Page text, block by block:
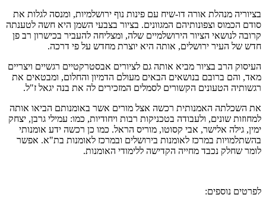
בציוריה מנהלת אורה דו-שיח עם פינות נוף ירושלמיות, ומנסה לגלות את
סודם הכמוס וצפונותיהם המגוונים. בציור בצבעי השמן היא חשה לטענתה
קרובה לנושאי הציור הירושלמיים שלה, ומצליחה להעביר בכישרון רב פן
חדש של העיר ירושלים, אותה היא יוצרת מחדש על פי דרכה.
העיסוק הרב בציור מביא אותה גם לציורים אבסטרקטיים רגשיים ויצריים
מאד, והם ברובם בנושאים הבאים מעולם הדמיון והחלום, ומבטאים את
רגשותיה הטעונים הקשורים לסמלים המזכירים לה את בנה יגאל ז"ל.
את השכלתה האמנותית רכשה אצל מורים אשר באומנותם הביאו אותה
למחוזות שונים, ולעבודה בטכניקות רבות ויחודיות, כמו: עמילי גרבן, יצחק
ימין, גילה אלישר, אבי קסוטו, מוריס הראל. כמו כן רכשה ידע אומנותי
בהשתלמויות במרכז לאומנות בירושלים ובמרכז לאומנות בת"א. אפשר
לומר שחלק נכבד מחייה הקדישה ללימודי האומנות.
לפרטים נוספים: